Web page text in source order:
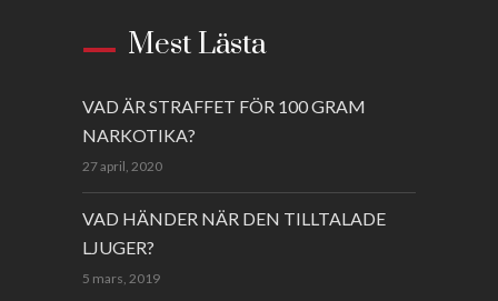
Mest Lästa
VAD ÄR STRAFFET FÖR 100 GRAM
NARKOTIKA?
27 april, 2020
VAD HÄNDER NÄR DEN TILLTALADE
LJUGER?
5 mars, 2019